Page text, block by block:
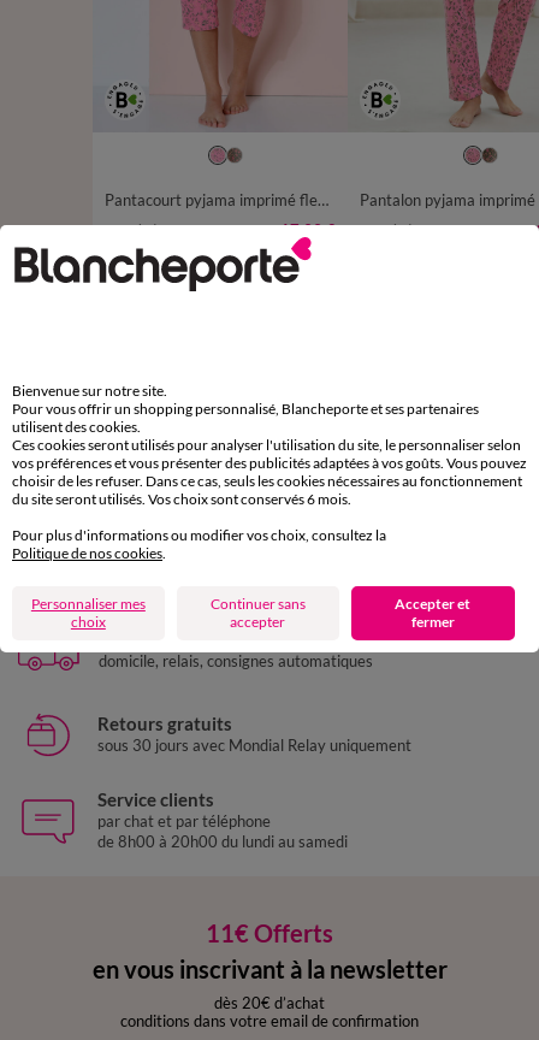
38/40 42/44
Pantacourt pyjama imprimé fleuri "Bohème"
à partir de 17,99 €
-50% dès 2 art Code 899013
38/40 42/44
à partir de
Pyjama, pyjacourt et pyjashort
Haut de pyjama
Mix and Match pyjama
Paiement 100% sécurisé
domicile, relais, consignes automatiques
Retours gratuits
sous 30 jours avec Mondial Relay uniquement
Service clients
par chat et par téléphone
de 8h00 à 20h00 du lundi au samedi
11€ Offerts
en vous inscrivant à la newsletter
dès 20€ d’achat
conditions dans votre email de confirmation
Bienvenue sur notre site.
Pour vous offrir un shopping personnalisé, Blancheporte et ses partenaires
utilisent des cookies.
Ces cookies seront utilisés pour analyser l'utilisation du site, le personnaliser selon
vos préférences et vous présenter des publicités adaptées à vos goûts. Vous pouvez
choisir de les refuser. Dans ce cas, seuls les cookies nécessaires au fonctionnement
du site seront utilisés. Vos choix sont conservés 6 mois.
Pour plus d'informations ou modifier vos choix, consultez la
Politique de nos cookies
Personnaliser mes
choix
Continuer sans
accepter
Accepter et
fermer